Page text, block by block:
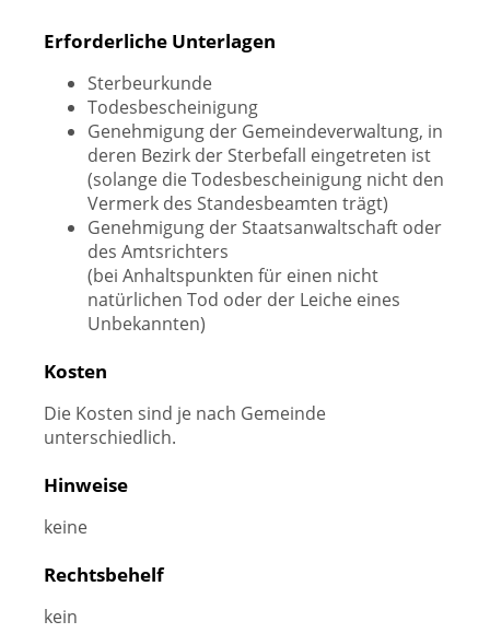
Erforderliche Unterlagen
Sterbeurkunde
Todesbescheinigung
Genehmigung der Gemeindeverwaltung, in
deren Bezirk der Sterbefall eingetreten ist
(solange die Todesbescheinigung nicht den
Vermerk des Standesbeamten trägt)
Genehmigung der Staatsanwaltschaft oder
des Amtsrichters
(bei Anhaltspunkten für einen nicht
natürlichen Tod oder der Leiche eines
Unbekannten)
Kosten
Die Kosten sind je nach Gemeinde
unterschiedlich.
Hinweise
keine
Rechtsbehelf
kein